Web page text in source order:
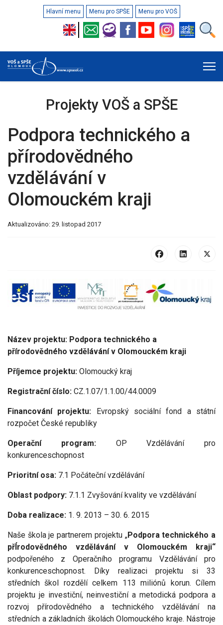
Hlavní menu Menu pro SPŠE Menu pro VOŠ
Projekty VOŠ a SPŠE
Podpora technického a
přírodovědného
vzdělávání v
Olomouckém kraji
Aktualizováno: 29. listopad 2017
Název projektu: Podpora technického a
přírodovědného vzdělávání v Olomouckém kraji
Příjemce projektu: Olomoucký kraj
Registrační číslo: CZ.1.07/1.1.00/44.0009
Financování projektu: Evropský sociální fond a státní
rozpočet České republiky
Operační program:OP Vzdělávání pro
konkurenceschopnost
Prioritní osa: 7.1 Počáteční vzdělávání
Oblast podpory: 7.1.1 Zvyšování kvality ve vzdělávání
Doba realizace: 1. 9. 2013 – 30. 6. 2015
Naše škola je partnerem projektu „Podpora technického a
přÍrodovědného vzdělávání v Olomouckém kraji“
podpořeného z Operačního programu Vzdělávání pro
konkurenceschopnost.
Díky realizaci projektu si 33
středních škol rozdělí celkem 113 miliónů korun. Cílem
projektu je investiční, neinvestiční a metodická podpora a
rozvoj přírodovědného a technického vzdělávání na
středních a základních školách Olomouckého kraje. Nástroje